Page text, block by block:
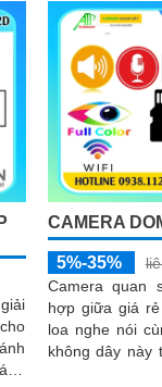
CAMERA
5%-35%
Camera quan
hợp giữa giá
loa nghe nói cùng
không dây này